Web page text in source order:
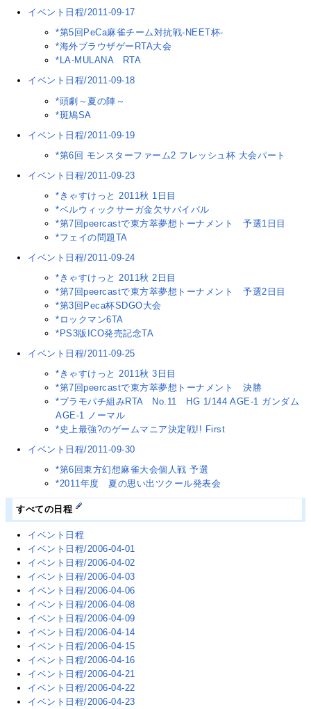
イベント日程/2011-09-17
*第5回PeCa麻雀チーム対抗戦-NEET杯-
*海外ブラウザゲーRTA大会
*LA-MULANA RTA
イベント日程/2011-09-18
*頭劇～夏の陣～
*斑鳩SA
イベント日程/2011-09-19
*第6回 モンスターファーム2 フレッシュ杯 大会パート
イベント日程/2011-09-23
*きゃすけっと 2011秋 1日目
*ベルウィックサーガ金欠サバイバル
*第7回peercastで東方萃夢想トーナメント 予選1日目
*フェイの問題TA
イベント日程/2011-09-24
*きゃすけっと 2011秋 2日目
*第7回peercastで東方萃夢想トーナメント 予選2日目
*第3回Peca杯SDGO大会
*ロックマン6TA
*PS3版ICO発売記念TA
イベント日程/2011-09-25
*きゃすけっと 2011秋 3日目
*第7回peercastで東方萃夢想トーナメント 決勝
*プラモパチ組みRTA No.11 HG 1/144 AGE-1 ガンダム
AGE-1 ノーマル
*史上最強?のゲームマニア決定戦!! First
イベント日程/2011-09-30
*第6回東方幻想麻雀大会個人戦 予選
*2011年度 夏の思い出ツクール発表会
すべての日程
イベント日程
イベント日程/2006-04-01
イベント日程/2006-04-02
イベント日程/2006-04-03
イベント日程/2006-04-06
イベント日程/2006-04-08
イベント日程/2006-04-09
イベント日程/2006-04-14
イベント日程/2006-04-15
イベント日程/2006-04-16
イベント日程/2006-04-21
イベント日程/2006-04-22
イベント日程/2006-04-23